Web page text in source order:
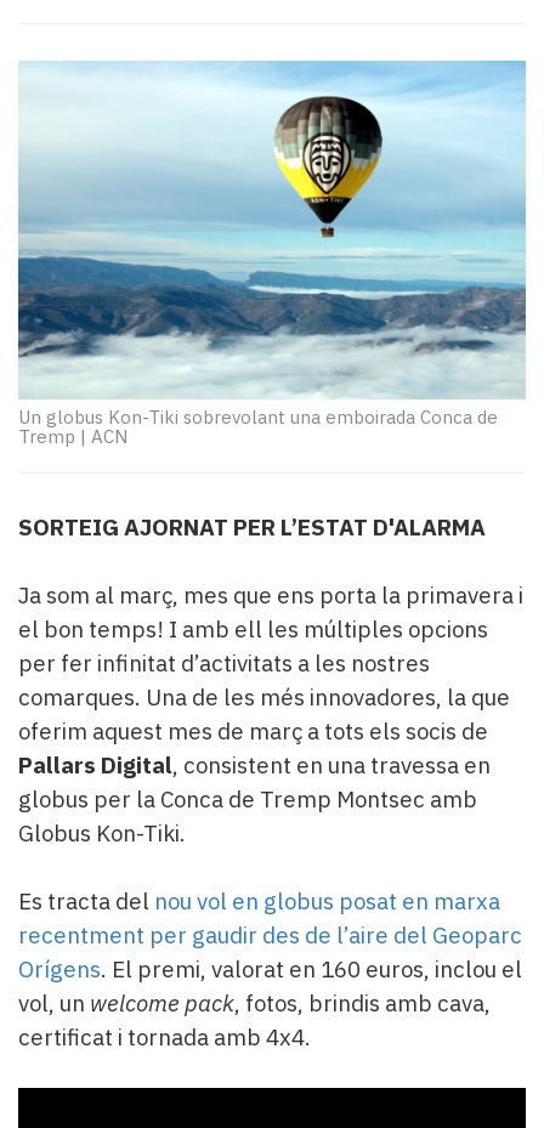
El
escena!
Dis
la
teva!
Subscriptors
La
newsletter
del
patrocinat
Lo
llegit...
Editorial
Un globus Kon-Tiki sobrevolant una emboirada Conca de
Tremp | ACN
SORTEIG AJORNAT PER L’ESTAT D'ALARMA
Ja som al març, mes que ens porta la primavera i
el bon temps! I amb ell les múltiples opcions
per fer infinitat d’activitats a les nostres
comarques. Una de les més innovadores, la que
oferim aquest mes de març a tots els socis de
Pallars Digital, consistent en una travessa en
globus per la Conca de Tremp Montsec amb
Globus Kon-Tiki.
Es tracta del nou vol en globus posat en marxa
recentment per gaudir des de l’aire del Geoparc
Orígens. El premi, valorat en 160 euros, inclou el
vol, un welcome pack, fotos, brindis amb cava,
certificat i tornada amb 4x4.